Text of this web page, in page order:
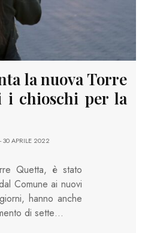
la nuova Torre
i chioschi per la
- 30 APRILE 2022
Quetta, è stato
Comune ai nuovi
hanno anche
di sette…